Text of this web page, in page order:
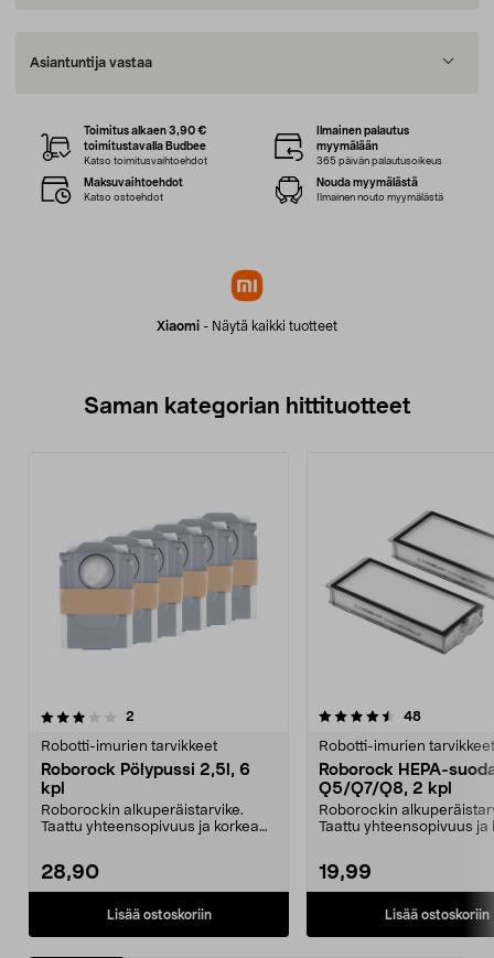
Asiantuntija vastaa
Xiaomi - Näytä kaikki tuotteet
Toimitus alkaen 3,90 €
toimitustavalla Budbee
Katso toimitusvaihtoehdot
Ilmainen palautus
myymälään
365 päivän palautusoikeus
Maksuvaihtoehdot
Katso ostoehdot
Nouda myymälästä
Ilmainen nouto myymälästä
Saman kategorian hittituotteet
2
Robotti-imurien tarvikkeet
Roborock Pölypussi 2,5l, 6
kpl
Roborockin alkuperäistarvike.
Taattu yhteensopivuus ja korkea
28,90
Lisää ostoskoriin
4.5 viidestä
48arvostelut
Robotti-imurien tarvikkeet
Roborock HEPA-
Q5/Q7/Q8, 2 kpl
Roborockin
Taattu yhteensopivuus ja
19,99
Lisää ostoskoriin
4.5 viidestä